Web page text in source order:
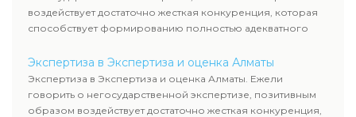
воздействует достаточно жесткая конкуренция, которая
способствует формированию полностью адекватного
Экспертиза в Экспертиза и оценка Алматы
Экспертиза в Экспертиза и оценка Алматы. Ежели
говорить о негосударственной экспертизе, позитивным
образом воздействует достаточно жесткая конкуренция,